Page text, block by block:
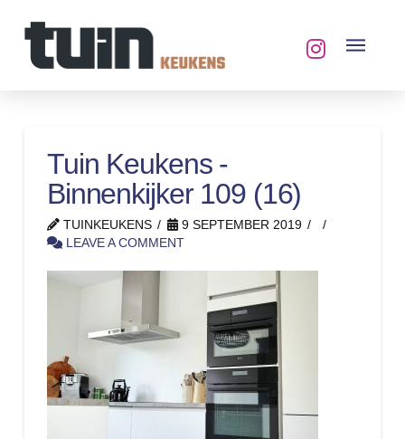
Tuin Keukens -
Binnenkijker 109 (16)
TUINKEUKENS
9 SEPTEMBER 2019
LEAVE A COMMENT